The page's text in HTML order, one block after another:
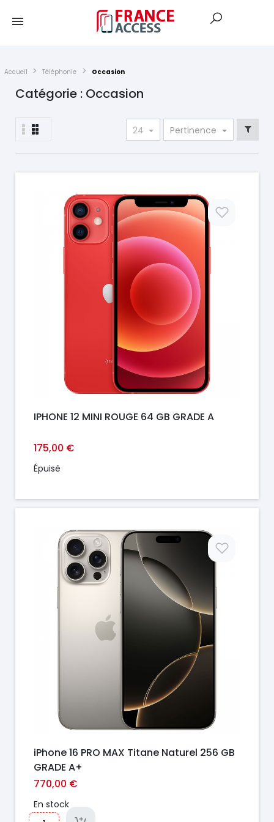
Accueil Téléphonie Occasion
Catégorie : Occasion
24 Pertinence
IPHONE 12 MINI ROUGE 64 GB GRADE A
175,00 €
Épuisé
iPhone 16 PRO MAX Titane Naturel 256 GB
GRADE A+
770,00 €
En stock